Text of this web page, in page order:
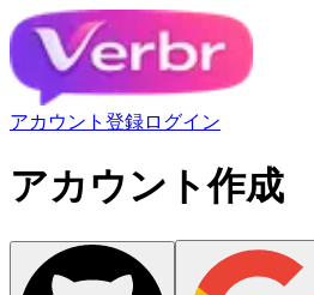
アカウント登録ログイン
アカウント作成